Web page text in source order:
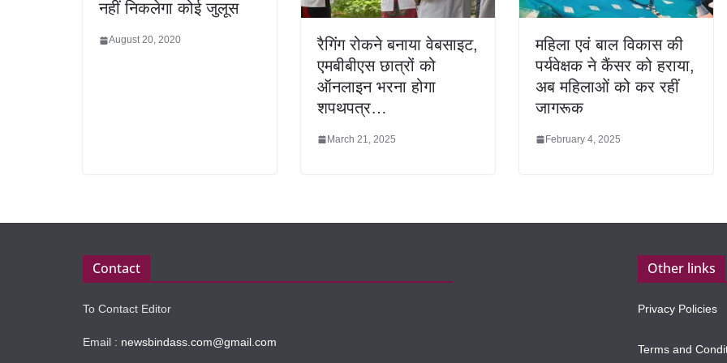
नहीं निकलेगा कोई जुलूस
August 20, 2020
रैगिंग रोकने बनाया वेबसाइट,
एमबीबीएस छात्रों को
ऑनलाइन भरना होगा
शपथपत्र…
March 21, 2025
महिला एवं बाल विकास की
पर्यवेक्षक ने कैंसर को हराया,
अब महिलाओं को कर रहीं
जागरूक
February 4, 2025
Contact
To Contact Editor
Email : newsbindass.com@gmail.com
Other links
Privacy Policies
Terms and